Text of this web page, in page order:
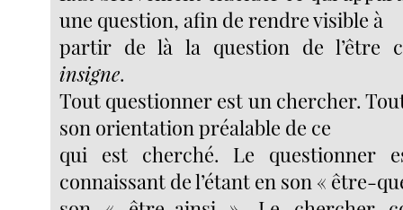
une question, afin de rendre visible à
partir de là la question de l’être
insigne.
Tout questionner est un chercher.
son orientation préalable de ce
qui est cherché. Le questionner
connaissant de l’étant en son « être-